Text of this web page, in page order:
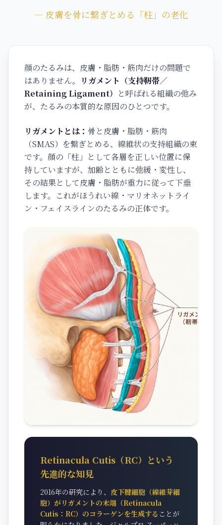
― 皮膚を骨に繋ぎとめる「柱」の老化
顔のたるみは、皮膚・脂肪・筋肉だけの問題で
はありません。
リガメント（支持靭帯／
Retaining Ligament） と呼ばれる組織の弛み
が、たるみの本質的な原因のひとつです。
リガメントとは： 骨と皮膚・脂肪・筋肉
（SMAS）を繋ぎとめる、線維状の支持組織の束
です。顔の「柱」として各層を正しい位置に保
持していますが、加齢とともに弛緩・変性し、
その結果として皮膚・脂肪が重力に従って下垂
します。これがほうれい線・マリオネットライ
ン・フェイスラインのたるみの正体です。
Retinacula Cutis（RC）という
先進的な知見
2016年の研究により、 皮下腱細胞（線維芽細
胞）がリガメントの末端（Retinacula
Cutis：RC）のコラーゲンを生成する ことが